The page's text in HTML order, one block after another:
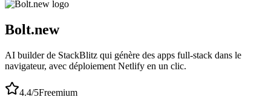
Bolt.new
AI builder de StackBlitz qui génère des apps full-stack dans le
navigateur, avec déploiement Netlify en un clic.
4.4/5Freemium